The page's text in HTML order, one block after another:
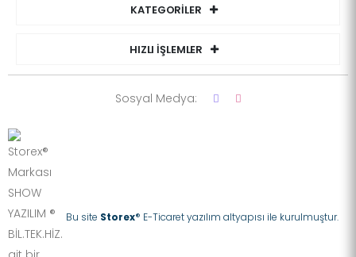
KATEGORİLER
HIZLI İŞLEMLER
Bu site Storex® E-Ticaret yazılım altyapısı ile kurulmuştur.
Sosyal Medya: